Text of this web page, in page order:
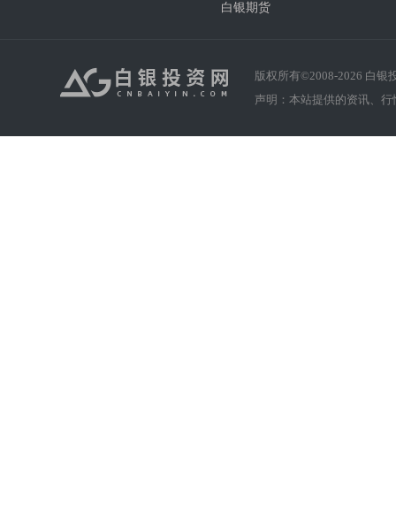
白银期货
版权所有©2008-2026 白银
声明：本站提供的资讯、